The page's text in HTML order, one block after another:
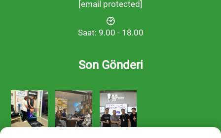
[email protected]
Saat: 9.00 - 18.00
Son Gönderi